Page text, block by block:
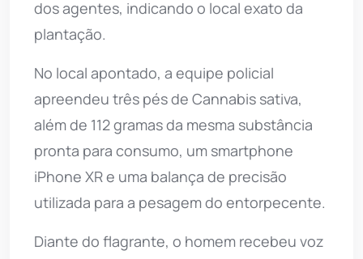
dos agentes, indicando o local exato da
plantação.
No local apontado, a equipe policial
apreendeu três pés de Cannabis sativa,
além de 112 gramas da mesma substância
pronta para consumo, um smartphone
iPhone XR e uma balança de precisão
utilizada para a pesagem do entorpecente.
Diante do flagrante, o homem recebeu voz